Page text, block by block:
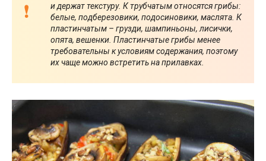
и держат текстуру. К трубчатым относятся грибы:
белые, подберезовики, подосиновики, маслята. К
пластинчатым – грузди, шампиньоны, лисички,
опята, вешенки. Пластинчатые грибы менее
требовательны к условиям содержания, поэтому
их чаще можно встретить на прилавках.